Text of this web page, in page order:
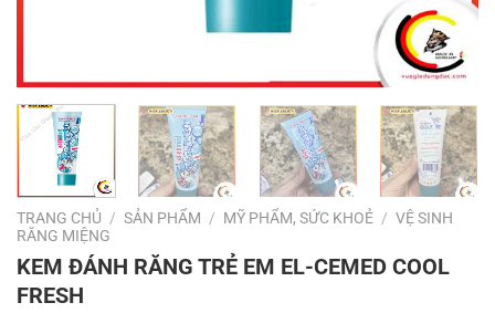
TRANG CHỦ / SẢN PHẨM / MỸ PHẨM, SỨC KHOẺ / VỆ SINH
RĂNG MIỆNG
KEM ĐÁNH RĂNG TRẺ EM EL-CEMED COOL
FRESH